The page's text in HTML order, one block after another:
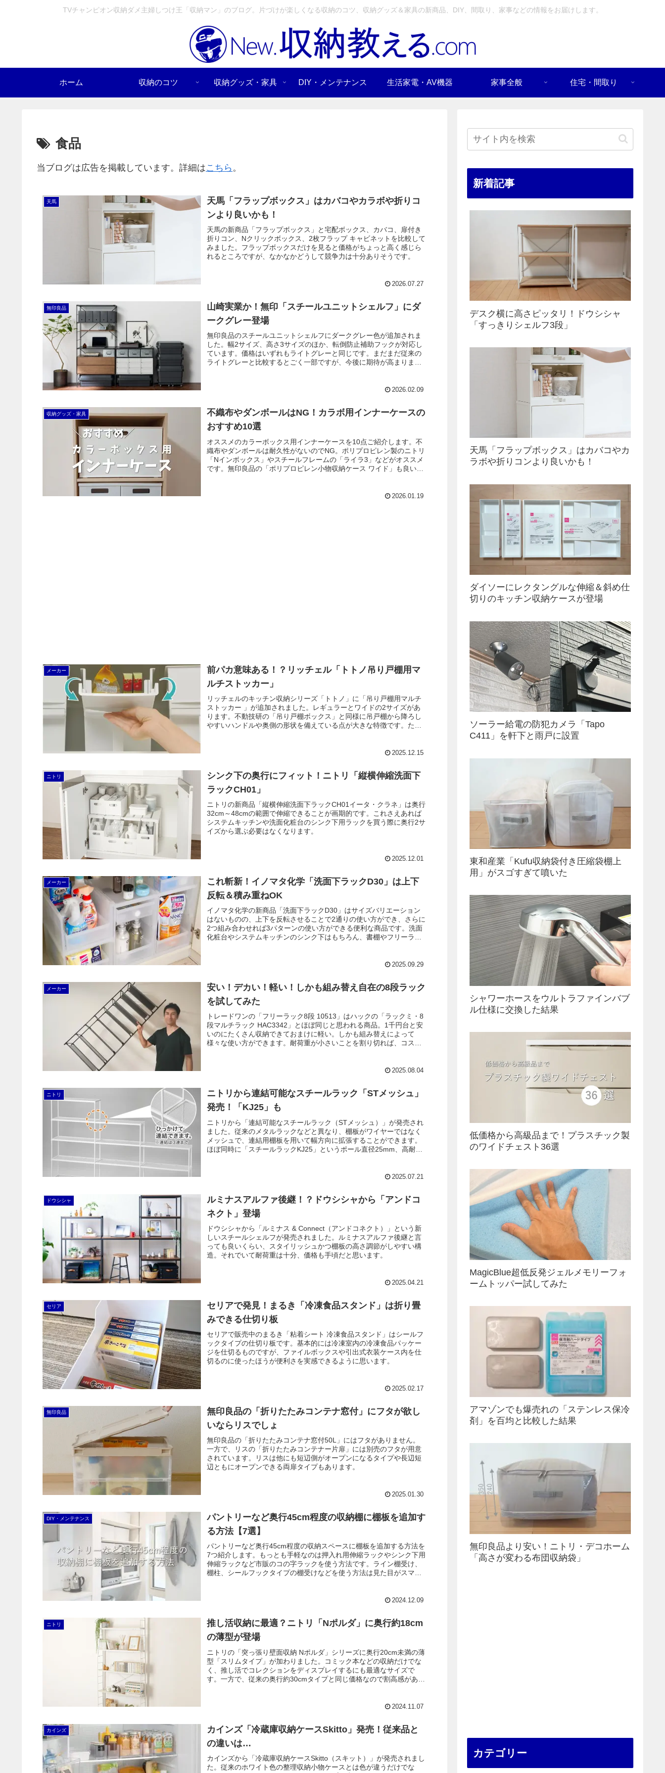
TVチャンピオン収納ダメ主婦しつけ王「収納マン」のブログ。片づけが楽しくなる収納のコツ、収納グッズ＆家具の新商品、DIY、間取り、家事などの情報をお届けします。
ホーム 収納のコツ 収納グッズ・家具 DIY・メンテナンス 生活家電・AV機器 家事全般 住宅・間取り
食品
当ブログは広告を掲載しています。詳細はこちら 。
天馬
天馬「フラップボックス」はカバコやカラボや折りコ
ンより良いかも！
天馬の新商品「フラップボックス」と宅配ボックス、カバコ、扉付き
折りコン、Nクリックボックス、2枚フラップ キャビネットを比較して
みました。フラップボックスだけを見ると価格がちょっと高く感じら
れるところですが、なかなかどうして競争力は十分ありそうです。
2026.07.27
無印良品
山崎実業か！無印「スチールユニットシェルフ」にダ
ークグレー登場
無印良品のスチールユニットシェルフにダークグレー色が追加されま
した。幅2サイズ、高さ3サイズのほか、転倒防止補助フックが対応し
ています。価格はいずれもライトグレーと同じです。まだまだ従来の
ライトグレーと比較するとごく一部ですが、今後に期待が高まりま
2026.02.09
収納グッズ・家具
不織布やダンボールはNG！カラボ用インナーケースの
おすすめ10選
オススメのカラーボックス用インナーケースを10点ご紹介します。不
織布やダンボールは耐久性がないのでNG。ポリプロピレン製のニトリ
「Nインボックス」やスチールフレームの「ライラ3」などがオススメ
です。無印良品の「ポリプロピレン小物収納ケース ワイド」も良いで
2026.01.19
メーカー
前パカ意味ある！？リッチェル「トトノ吊り戸棚用マ
ルチストッカー」
リッチェルのキッチン収納シリーズ「トトノ」に「吊り戸棚用マルチ
ストッカー 」が追加されました。レギュラーとワイドの2サイズがあ
ります。不動技研の「吊り戸棚ボックス」と同様に吊戸棚から降ろし
やすいハンドルや奥側の形状を備えている点が大きな特徴です。た
2025.12.15
ニトリ
シンク下の奥行にフィット！ニトリ「縦横伸縮洗面下
ラックCH01」
ニトリの新商品「縦横伸縮洗面下ラックCH01イータ・クラネ」は奥行
32cm～48cmの範囲で伸縮できることが画期的です。これさえあれば
システムキッチンや洗面化粧台のシンク下用ラックを買う際に奥行2サ
イズから選ぶ必要はなくなります。
2025.12.01
メーカー
これ斬新！イノマタ化学「洗面下ラックD30」は上下
反転＆積み重ねOK
イノマタ化学の新商品「洗面下ラックD30」はサイズバリエーション
はないものの、上下を反転させることで2通りの使い方ができ、さらに
2つ組み合わせれば3パターンの使い方ができる便利な商品です。洗面
化粧台やシステムキッチンのシンク下はもちろん、書棚やフリーラッ
2025.09.29
メーカー
安い！デカい！軽い！しかも組み替え自在の8段ラック
を試してみた
トレードワンの「フリーラック8段 10513」はハックの「ラックミ・8
段マルチラック HAC3342」とほぼ同じと思われる商品。1千円台と安
いのにたくさん収納できておまけに軽い。しかも組み替えによって
様々な使い方ができます。耐荷重が小さいことを割り切れば、コスパ
2025.08.04
ニトリ
ニトリから連結可能なスチールラック「STメッシュ」
発売！「KJ25」も
ニトリから「連結可能なスチールラック（STメッシュ）」が発売され
ました。従来のメタルラックなどと異なり、棚板がワイヤーではなく
メッシュで、連結用棚板を用いて幅方向に拡張することができます。
ほぼ同時に「スチールラックKJ25」というポール直径25mm、高耐荷
2025.07.21
ドウシシャ
ルミナスアルファ後継！？ドウシシャから「アンドコ
ネクト」登場
ドウシシャから「ルミナス & Connect（アンドコネクト）」という新
しいスチールシェルフが発売されました。ルミナスアルファ後継と言
っても良いくらい、スタイリッシュかつ棚板の高さ調節がしやすい構
造。それでいて耐荷重は十分、価格も手頃だと思います。
2025.04.21
セリア
セリアで発見！まるき「冷凍食品スタンド」は折り畳
みできる仕切り板
セリアで販売中のまるき「粘着シート 冷凍食品スタンド」はシールフ
ックタイプの仕切り板です。基本的には冷凍室内の冷凍食品パッケー
ジを仕切るものですが、ファイルボックスや引出式衣装ケース内を仕
切るのに使ったほうが便利さを実感できるように思います。
2025.02.17
無印良品
無印良品の「折りたたみコンテナ窓付」にフタが欲し
いならリスでしょ
無印良品の「折りたたみコンテナ窓付50L」にはフタがありません。
一方で、リスの「折りたたみコンテナー片扉」には別売のフタが用意
されています。リスは他にも短辺側がオープンになるタイプや長辺短
辺ともにオープンできる両扉タイプもあります。
2025.01.30
DIY・メンテナンス
パントリーなど奥行45cm程度の収納棚に棚板を追加す
る方法【7選】
パントリーなど奥行45cm程度の収納スペースに棚板を追加する方法を
7つ紹介します。もっとも手軽なのは押入れ用伸縮ラックやシンク下用
伸縮ラックなど市販のコの字ラックを使う方法です。ライン棚受け、
棚柱、シールフックタイプの棚受けなどを使う方法は見た目がスマー
2024.12.09
ニトリ
推し活収納に最適？ニトリ「Nポルダ」に奥行約18cm
の薄型が登場
ニトリの「突っ張り壁面収納 Nポルダ」シリーズに奥行20cm未満の薄
型「スリムタイプ」が加わりました。コミック本などの収納だけでな
く、推し活でコレクションをディスプレイするにも最適なサイズで
す。一方で、従来の奥行約30cmタイプと同じ価格なので割高感がある
2024.11.07
カインズ
カインズ「冷蔵庫収納ケースSkitto」発売！従来品と
の違いは…
カインズから「冷蔵庫収納ケースSkitto（スキット）」が発売されまし
た。従来のホワイト色の整理収納小物ケースとは色が違うだけでな
新着記事
デスク横に高さピッタリ！ドウシシャ
「すっきりシェルフ3段」
天馬「フラップボックス」はカバコやカ
ラボや折りコンより良いかも！
ダイソーにレクタングルな伸縮＆斜め仕
切りのキッチン収納ケースが登場
ソーラー給電の防犯カメラ「Tapo
C411」を軒下と雨戸に設置
東和産業「Kufu収納袋付き圧縮袋棚上
用」がスゴすぎて噴いた
シャワーホースをウルトラファインバブ
ル仕様に交換した結果
低価格から高級品まで！プラスチック製
のワイドチェスト36選
MagicBlue超低反発ジェルメモリーフォ
ームトッパー試してみた
アマゾンでも爆売れの「ステンレス保冷
剤」を百均と比較した結果
無印良品より安い！ニトリ・デコホーム
「高さが変わる布団収納袋」
カテゴリー